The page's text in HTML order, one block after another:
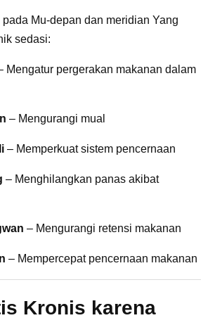
Mu-depan dan meridian Yang
sedasi:
Mengatur pergerakan makanan dalam
– Mengurangi mual
– Memperkuat sistem pencernaan
– Menghilangkan panas akibat
– Mengurangi retensi makanan
– Mempercepat pencernaan makanan
Kronis karena